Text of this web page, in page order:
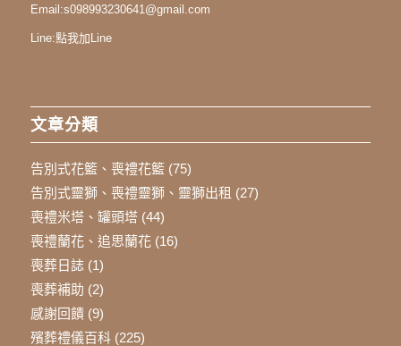
Email:s098993230641@gmail.com
Line:點我加Line
文章分類
告別式花籃、喪禮花籃(75)
告別式靈獅、喪禮靈獅、靈獅出租 (27)
喪禮米塔、罐頭塔(44)
喪禮蘭花、追思蘭花(16)
喪葬日誌(1)
喪葬補助 (2)
感謝回饋(9)
殯葬禮儀百科(225)